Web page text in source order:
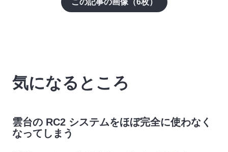
この記事の画像（6枚）
気になるところ
雲台の RC2 システムをほぼ完全に使わなく
なってしまう